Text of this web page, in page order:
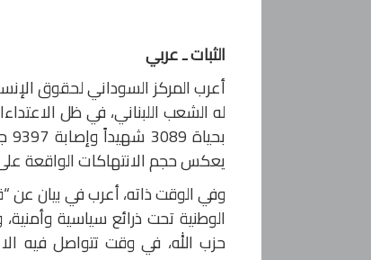
الثبات ـ عربي
أعرب المركز السوداني لحقوق
له الشعب اللبناني، في ظل
يعكس حجم الانتهاكات الواقعة على
وفي الوقت ذاته، أعرب في بيان عن
الوطنية تحت ذرائع سياسية
حزب الله، في وقت تتواصل فيه